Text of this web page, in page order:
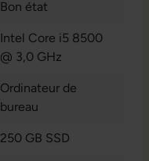
Bon état
Intel Core i5 8500
@ 3,0 GHz
Ordinateur de
bureau
250 GB SSD